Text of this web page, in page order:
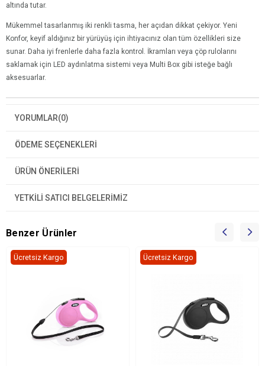
altında tutar.
Mükemmel tasarlanmış iki renkli tasma, her açıdan dikkat çekiyor. Yeni
Konfor, keyif aldığınız bir yürüyüş için ihtiyacınız olan tüm özellikleri size
sunar. Daha iyi frenlerle daha fazla kontrol. İkramları veya çöp rulolarını
saklamak için LED aydınlatma sistemi veya Multi Box gibi isteğe bağlı
aksesuarlar.
YORUMLAR(0)
ÖDEME SEÇENEKLERI
ÜRÜN ÖNERILERI
YETKİLİ SATICI BELGELERİMİZ
Benzer Ürünler
Ücretsiz Kargo Ücretsiz Kargo